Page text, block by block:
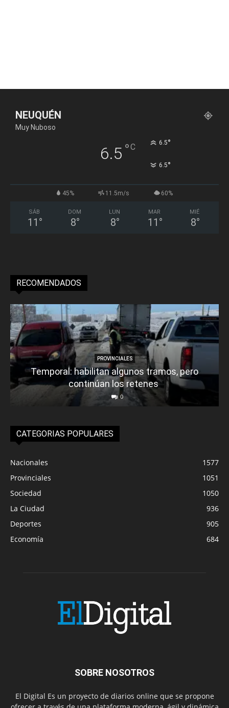
NEUQUÉN
Muy Nuboso
6.5 °C 6.5°
6.5°
45% 11.5m/s 60%
SÁB
11 °
DOM
8°
LUN
8°
MAR
11 °
MIÉ
8°
RECOMENDADOS
PROVINCIALES
Temporal: habilitan algunos tramos, pero
continúan los retenes
0
CATEGORIAS POPULARES
Nacionales
1577
Provinciales
1051
Sociedad
1050
La Ciudad
936
Deportes
905
Economía
684
SOBRE NOSOTROS
El Digital Es un proyecto de diarios online que se propone